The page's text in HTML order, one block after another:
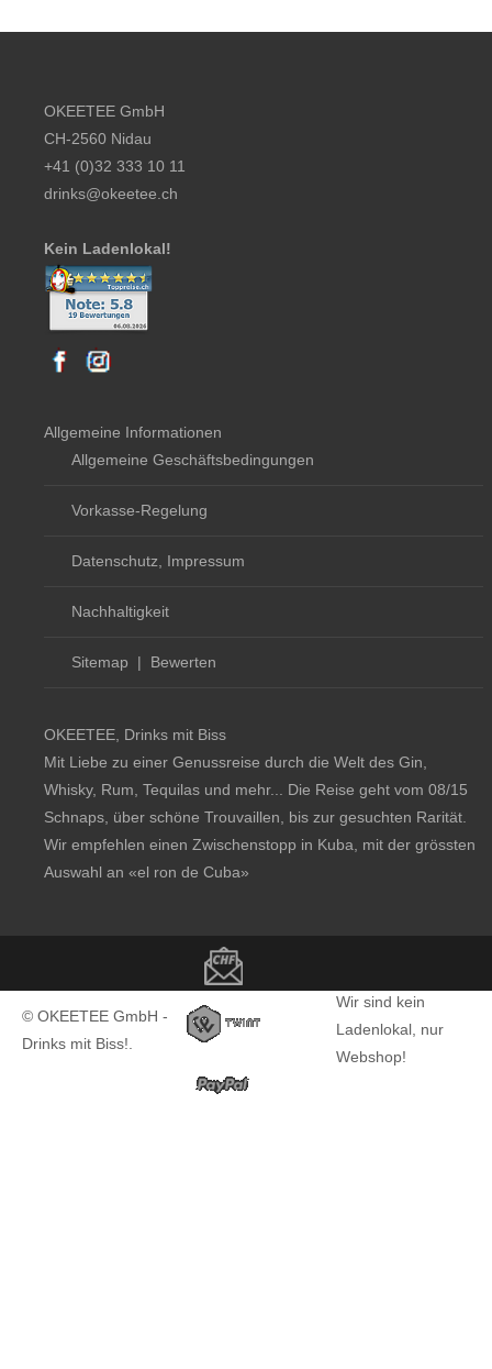
© OKEETEE GmbH -
Drinks mit Biss!.
Wir sind kein
Ladenlokal, nur
Webshop!
OKEETEE GmbH
CH-2560 Nidau
+41 (0)32 333 10 11
drinks@okeetee.ch
Kein Ladenlokal!
Allgemeine Informationen
Allgemeine Geschäftsbedingungen
Vorkasse-Regelung
Datenschutz, Impressum
Nachhaltigkeit
Sitemap | Bewerten
OKEETEE, Drinks mit Biss
Mit Liebe zu einer Genussreise durch die Welt des Gin,
Whisky, Rum, Tequilas und mehr... Die Reise geht vom 08/15
Schnaps, über schöne Trouvaillen, bis zur gesuchten Rarität.
Wir empfehlen einen Zwischenstopp in Kuba, mit der grössten
Auswahl an «el ron de Cuba»